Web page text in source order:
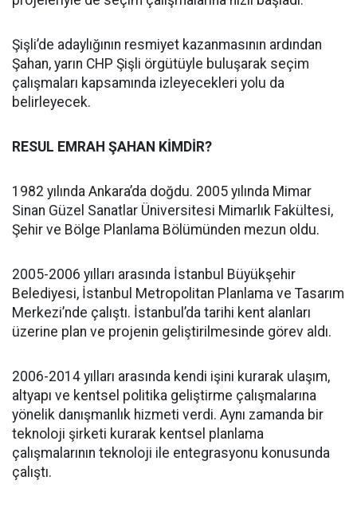
Şişli’de adaylığının resmiyet kazanmasının ardından
Şahan, yarın CHP Şişli örgütüyle buluşarak seçim
çalışmaları kapsamında izleyecekleri yolu da
belirleyecek.
RESUL EMRAH ŞAHAN KİMDİR?
1982 yılında Ankara’da doğdu. 2005 yılında Mimar
Sinan Güzel Sanatlar Üniversitesi Mimarlık Fakültesi,
Şehir ve Bölge Planlama Bölümünden mezun oldu.
2005-2006 yılları arasında İstanbul Büyükşehir
Belediyesi, İstanbul Metropolitan Planlama ve Tasarım
Merkezi’nde çalıştı. İstanbul’da tarihi kent alanları
üzerine plan ve projenin geliştirilmesinde görev aldı.
2006-2014 yılları arasında kendi işini kurarak ulaşım,
altyapı ve kentsel politika geliştirme çalışmalarına
yönelik danışmanlık hizmeti verdi. Aynı zamanda bir
teknoloji şirketi kurarak kentsel planlama
çalışmalarının teknoloji ile entegrasyonu konusunda
çalıştı.